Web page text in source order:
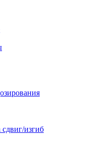
изгиб